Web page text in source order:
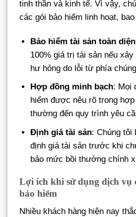
tinh thần và kinh tế. Vì vậy,
các gói bảo hiểm linh hoạt,
Bảo hiểm tài sản toàn diện
100% giá trị tài sản nếu
hư hỏng do lỗi từ phía
Hợp đồng minh bạch: Mọi
hiểm được nêu rõ trong
thường đến quy trình yêu
Định giá tài sản: Chúng tôi
định giá tài sản trước khi
bảo mức bồi thường chính
Lợi ích khi sử dụng dịch vụ
bảo hiểm
Nhiều khách hàng hiện nay